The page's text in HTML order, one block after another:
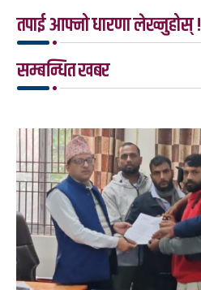
तपाई आफ्नो धारणा लेख्नुहोस् !
सम्बन्धित खबर